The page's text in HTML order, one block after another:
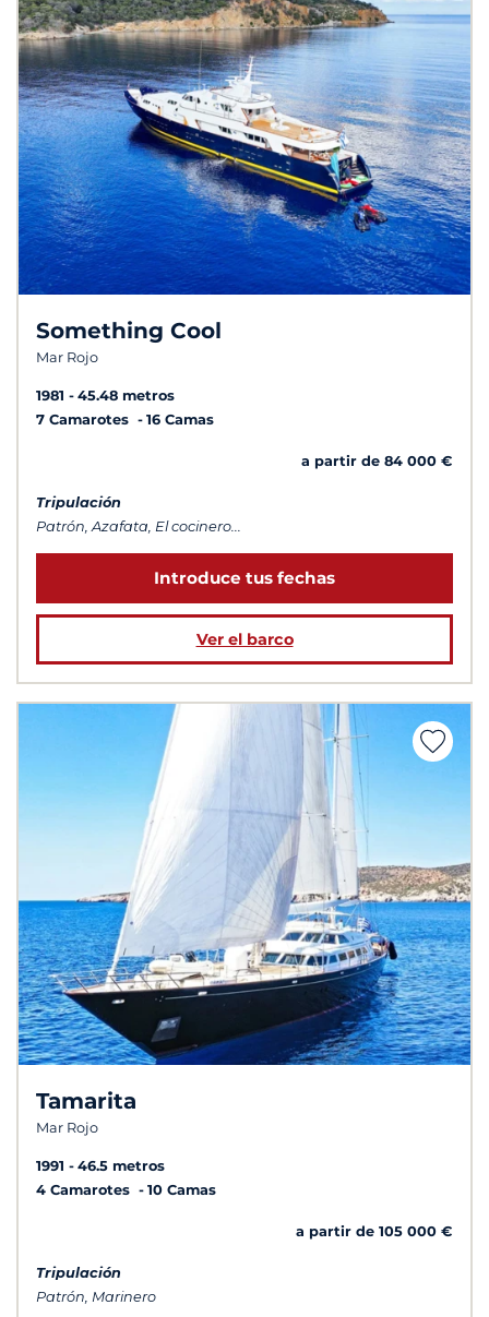
Something Cool
Mar Rojo
1981
45.48 metros
7 Camarotes
16 Camas
a partir de 84 000 €
Tripulación
Patrón, Azafata, El cocinero...
Introduce tus fechas
Ver el barco
Tamarita
Mar Rojo
1991
46.5 metros
4 Camarotes
10 Camas
a partir de 105 000 €
Tripulación
Patrón, Marinero